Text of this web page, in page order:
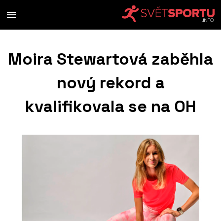
Moira Stewartová zaběhla
nový rekord a
kvalifikovala se na OH